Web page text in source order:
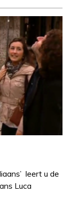
leert u de
Luca